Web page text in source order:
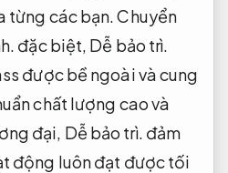
từng các bạn.Chuyển
đặc biệt, Dễ bảo trì.
được bề ngoài và cung
chất lượng cao và
đại, Dễ bảo trì. đảm
động luôn đạt được tối